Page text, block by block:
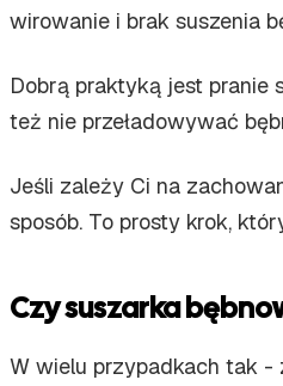
wirowanie i brak suszenia
Dobrą praktyką jest pranie
też nie przeładowywać
Jeśli zależy Ci na
sposób. To prosty krok,
Czy suszarka
W wielu przypadkach tak -